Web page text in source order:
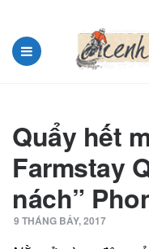
Quẩy hết
Farmstay
nách”
9 THÁNG BẢY, 2017